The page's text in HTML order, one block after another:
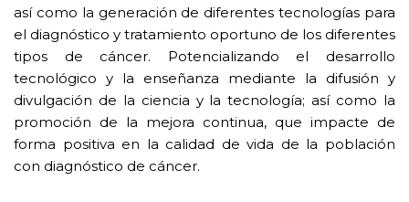
así como la generación de diferentes tecnologías para
el diagnóstico y tratamiento oportuno de los diferentes
tipos de cáncer. Potencializando el desarrollo
tecnológico y la enseñanza mediante la difusión y
divulgación de la ciencia y la tecnología; así como la
promoción de la mejora continua, que impacte de
forma positiva en la calidad de vida de la población
con diagnóstico de cáncer.